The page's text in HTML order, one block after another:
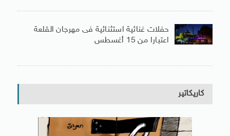
حفلات غنائية استثنائية فى مهرجان القلعة
اعتبارا من 15 أغسطس
كاريكاتير